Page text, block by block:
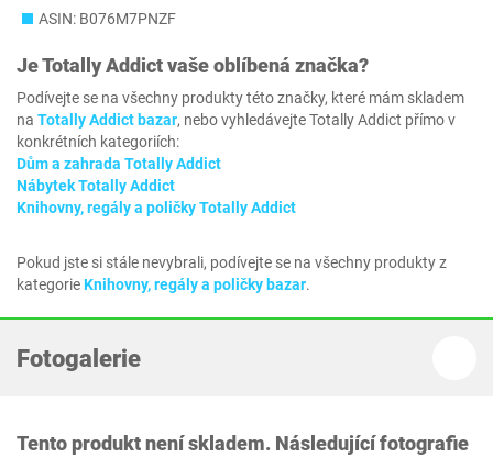
ASIN: B076M7PNZF
JeTotally Addictvaše oblíbená značka?
Podívejte se na všechny produkty této značky, které mám skladem
na Totally Addict bazar, nebo vyhledávejte Totally Addict přímo v
konkrétních kategoriích:
Dům a zahrada Totally Addict
Nábytek Totally Addict
Knihovny, regály a poličky Totally Addict
Pokud jste si stále nevybrali, podívejte se na všechny produkty z
kategorieKnihovny, regály a poličky bazar.
Fotogalerie
Tento produkt není skladem. Následující fotografie